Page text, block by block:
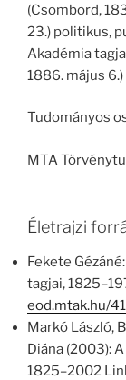
(Csombord,
23.) politikus,
Akadémia
1886. május 6.)
Tudományos
MTA
Életrajzi
Fekete
tagjai,
eod.mtak.hu/
Markó László,
Diána (2003):
1825–2002